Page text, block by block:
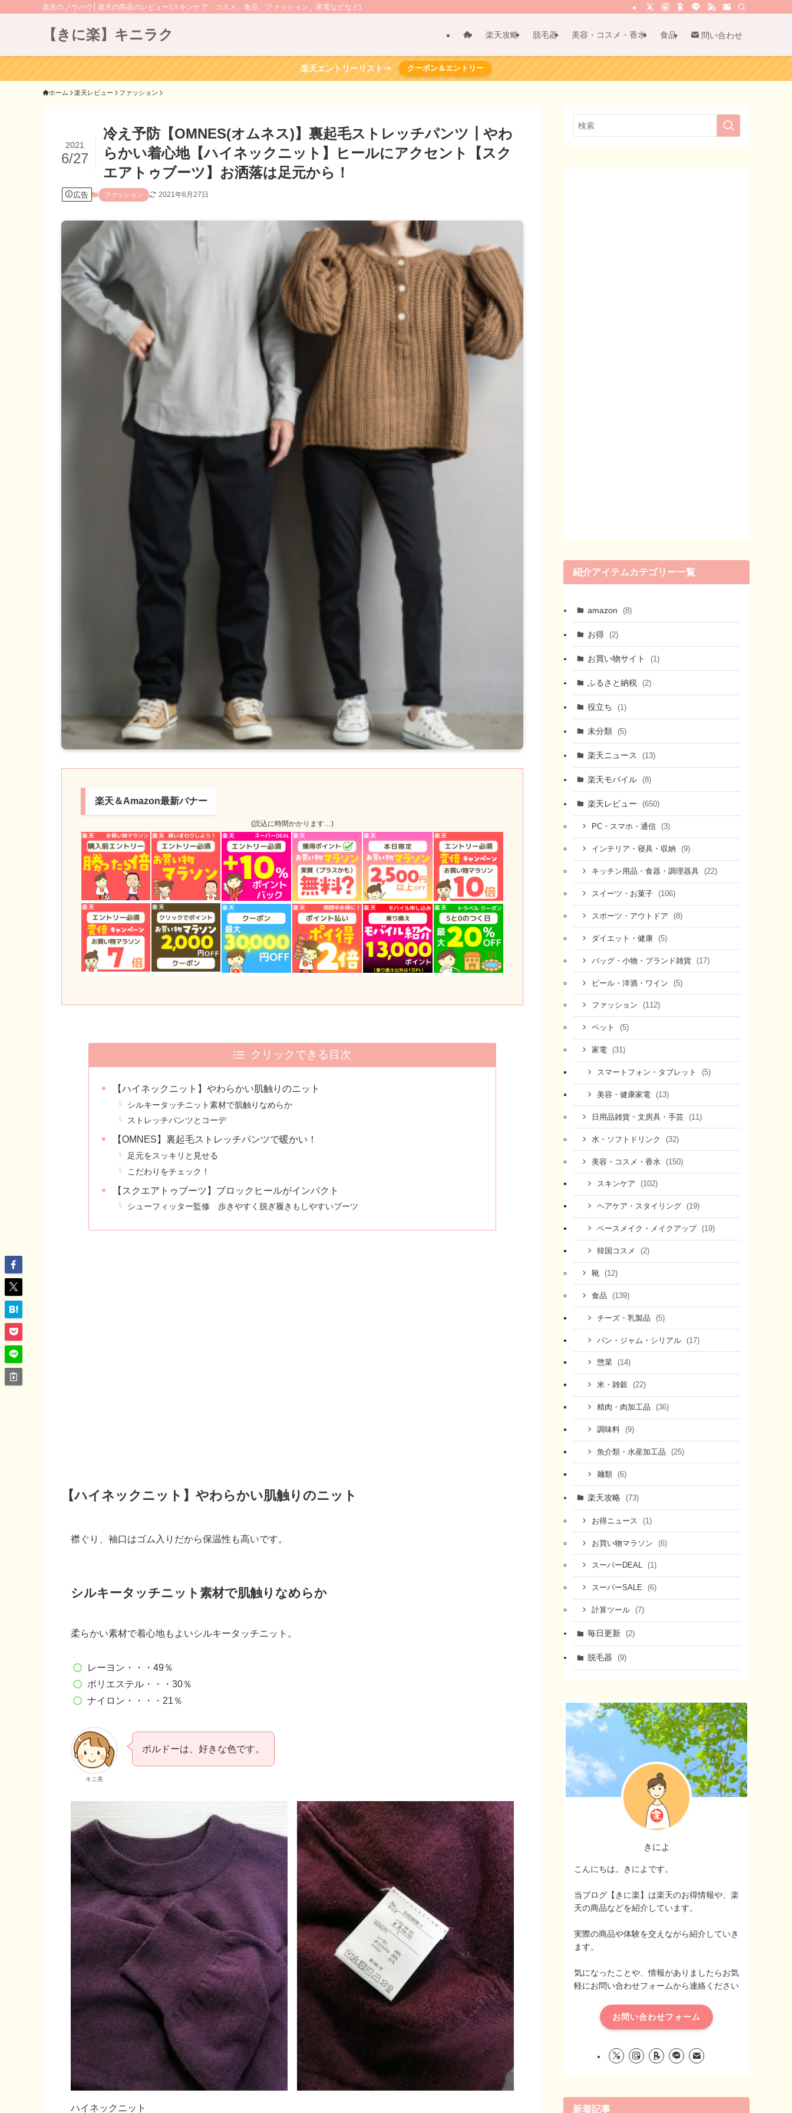
楽天のノウハウ│楽天の商品のレビュー(スキンケア、コスメ、食品、ファッション、家電などなど)
【きに楽】キニラク 楽天攻略 脱毛器 美容・コスメ・香水 食品 問い合わせ
楽天エントリーリスト⇒ クーポン＆エントリー
ホーム 楽天レビュー ファッション
冷え予防【OMNES(オムネス)】裏起毛ストレッチパンツ┃やわ
らかい着心地【ハイネックニット】ヒールにアクセント【スク
エアトゥブーツ】お洒落は足元から！
2021
6/27
広告 ファッション 2021年6月27日
楽天＆Amazon最新バナー
(読込に時間かかります…)
クリックできる目次
【ハイネックニット】やわらかい肌触りのニット
シルキータッチニット素材で肌触りなめらか
ストレッチパンツとコーデ
【OMNES】裏起毛ストレッチパンツで暖かい！
足元をスッキリと見せる
こだわりをチェック！
【スクエアトゥブーツ】ブロックヒールがインパクト
シューフィッター監修 歩きやすく脱ぎ履きもしやすいブーツ
【ハイネックニット】やわらかい肌触りのニット
襟ぐり、袖口はゴム入りだから保温性も高いです。
シルキータッチニット素材で肌触りなめらか
柔らかい素材で着心地もよいシルキータッチニット。
レーヨン・・・49％
ポリエステル・・・30％
ナイロン・・・・21％
キニ美
ボルドーは、好きな色です。
ハイネックニット
紹介アイテムカテゴリー一覧
amazon (8)
お得 (2)
お買い物サイト (1)
ふるさと納税 (2)
役立ち (1)
未分類 (5)
楽天ニュース (13)
楽天モバイル (8)
楽天レビュー (650)
PC・スマホ・通信 (3)
インテリア・寝具・収納 (9)
キッチン用品・食器・調理器具 (22)
スイーツ・お菓子 (106)
スポーツ・アウトドア (8)
ダイエット・健康 (5)
バッグ・小物・ブランド雑貨 (17)
ビール・洋酒・ワイン (5)
ファッション (112)
ペット (5)
家電 (31)
スマートフォン・タブレット (5)
美容・健康家電 (13)
日用品雑貨・文房具・手芸 (11)
水・ソフトドリンク (32)
美容・コスメ・香水 (150)
スキンケア (102)
ヘアケア・スタイリング (19)
ベースメイク・メイクアップ (19)
韓国コスメ (2)
靴 (12)
食品 (139)
チーズ・乳製品 (5)
パン・ジャム・シリアル (17)
惣菜 (14)
米・雑穀 (22)
精肉・肉加工品 (36)
調味料 (9)
魚介類・水産加工品 (25)
麺類 (6)
楽天攻略 (73)
お得ニュース (1)
お買い物マラソン (6)
スーパーDEAL (1)
スーパーSALE (6)
計算ツール (7)
毎日更新 (2)
脱毛器 (9)
きによ
こんにちは。きによです。
当ブログ【きに楽】は楽天のお得情報や、楽
天の商品などを紹介しています。
実際の商品や体験を交えながら紹介していき
ます。
気になったことや、情報がありましたらお気
軽にお問い合わせフォームから連絡ください
お問い合わせフォーム
新着記事